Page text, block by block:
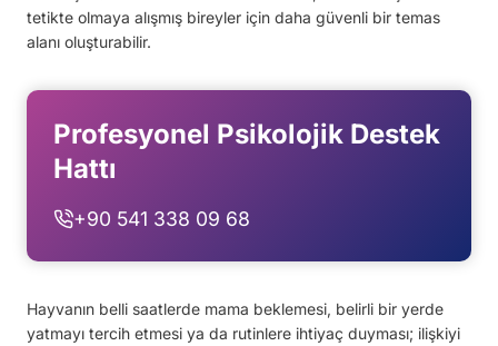
tetikte olmaya alışmış bireyler için daha güvenli bir temas
alanı oluşturabilir.
Profesyonel Psikolojik Destek
Hattı
+90 541 338 09 68
Hayvanın belli saatlerde mama beklemesi, belirli bir yerde
yatmayı tercih etmesi ya da rutinlere ihtiyaç duyması; ilişkiyi